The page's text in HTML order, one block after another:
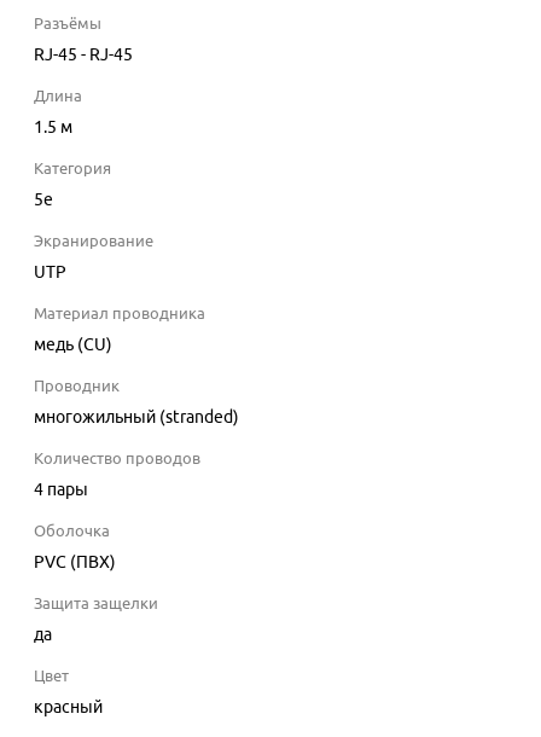
Разъёмы
RJ-45 - RJ-45
Длина
1.5 м
Категория
5e
Экранирование
UTP
Материал проводника
медь (CU)
Проводник
многожильный (stranded)
Количество проводов
4 пары
Оболочка
PVC (ПВХ)
Защита защелки
да
Цвет
красный